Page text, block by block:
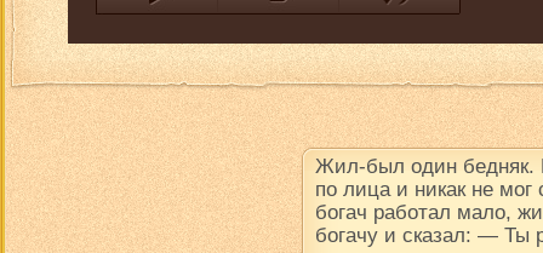
Жил-был один бедняк.
по лица и никак не
богач работал мало,
богачу и сказал: — Ты